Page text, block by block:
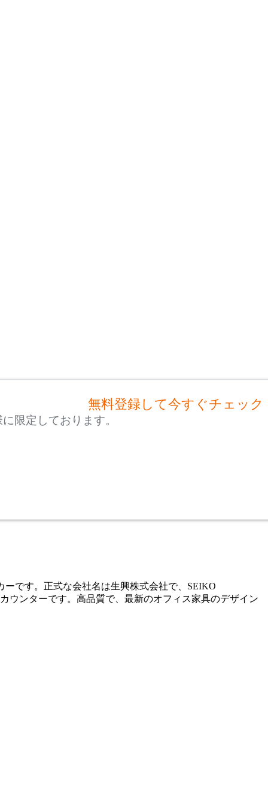
無料登録して今すぐチェック
限定しております。
です。正式な会社名は生興株式会社で、SEIKO
ウンターです。高品質で、最新のオフィス家具のデザイン